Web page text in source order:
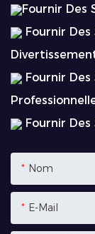
Fournir Des
Fournir
Fournir
Fournir
Nom
E-Mail